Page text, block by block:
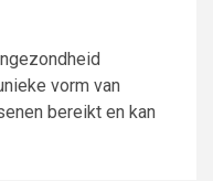
vorm van
bereikt en kan